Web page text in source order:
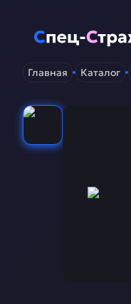
Спец-Страж -
Главная Каталог